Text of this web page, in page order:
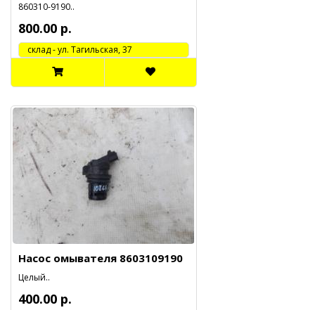
860310-9190..
800.00 р.
cклад - ул. Тагильская, 37
Насос омывателя 8603109190
Целый..
400.00 р.